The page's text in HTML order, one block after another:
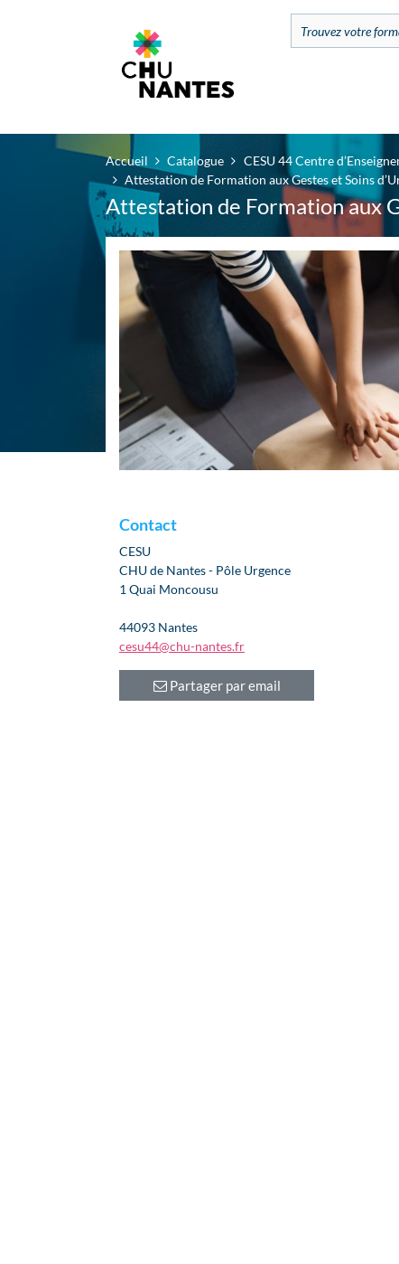
Accueil Catalogue
CESU 44 Centre
Attestation de Formation aux Gestes et Soins
Attestation de Formation aux
Contact
CESU
CHU de Nantes - Pôle Urgence
1 Quai Moncousu
44093 Nantes
cesu44@chu-nantes.fr
Partager par email